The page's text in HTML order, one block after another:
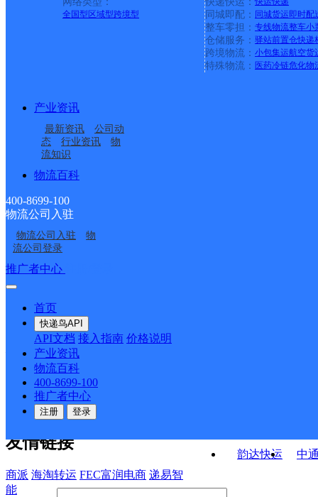
全国型 区域型跨境型 同城即配： 同城货运即时配
整车零担： 专线物流整车小
仓储服务： 驿站前置仓快递
跨境物流： 小包集运航空货
特殊物流： 医药冷链危化物
产业资讯
最新资讯
公司动
态
行业资讯
物
流知识
物流百科
400-8699-100
物流公司入驻
物流公司入驻
物
流公司登录
推广者中心
首页
快递鸟API
API文档 接入指南 价格说明
产业资讯
物流百科
400-8699-100
推广者中心
注册 登录
部
云南腾冲县公司五合分
部
云南腾冲市中和分部
云南腾冲县公司
云南腾冲县公司明光镇
分部
云南腾冲县公司滇滩分
部
云南腾冲县公司八中分
韵达快运
中
接口API
API接口 DEMO下载
关于我们
公司介绍 企业动态
合作伙伴 快递鸟接口服务协议
户隐私政策
友情链接
商派 海淘转运 FEC富润电商 递易智
能